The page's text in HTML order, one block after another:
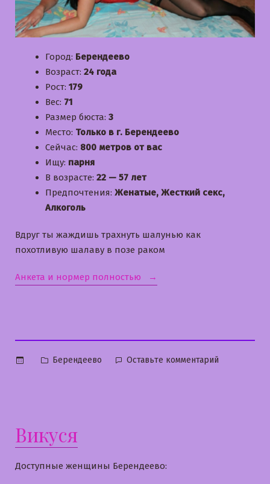
Город: Берендеево
Возраст: 24 года
Рост: 179
Вес: 71
Размер бюста: 3
Место: Только в г. Берендеево
Сейчас: 800 метров от вас
Ищу: парня
В возрасте: 22 — 57 лет
Предпочтения: Женатые, Жесткий секс,
Алкоголь
Вдруг ты жаждишь трахнуть шалунью как
похотливую шалаву в позе раком
Анкета и нормер полностью «Анжелика»
Опубликовано
Берендеево Оставьте комментарий
Викуся
Доступные женщины Берендеево: